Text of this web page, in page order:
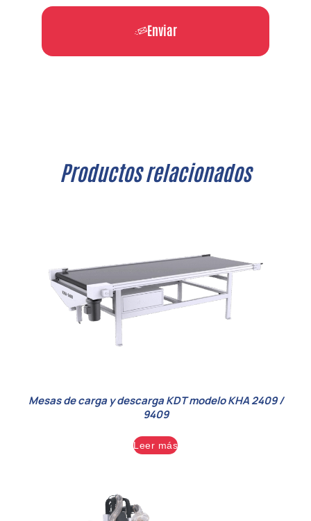
Enviar
Productos relacionados
Mesas de carga y descarga KDT modelo KHA 2409 /
9409
Leer más